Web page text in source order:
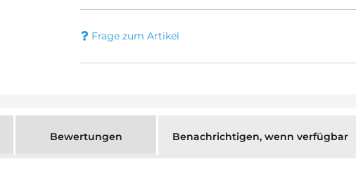
Frage zum Artikel
Bewertungen Benachrichtigen, wenn verfügbar